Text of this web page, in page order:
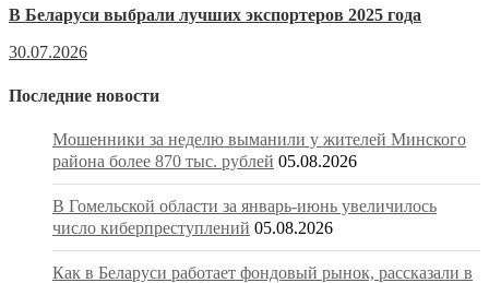
В Беларуси выбрали лучших экспортеров 2025 года
30.07.2026
Последние новости
Мошенники за неделю выманили у жителей Минского
района более 870 тыс. рублей 05.08.2026
В Гомельской области за январь-июнь увеличилось
число киберпреступлений 05.08.2026
Как в Беларуси работает фондовый рынок, рассказали в